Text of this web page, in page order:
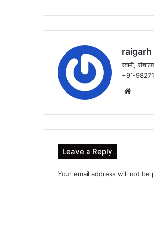
raigarh
स्वामी,
+91-
Leave a Reply
Your email address will not be